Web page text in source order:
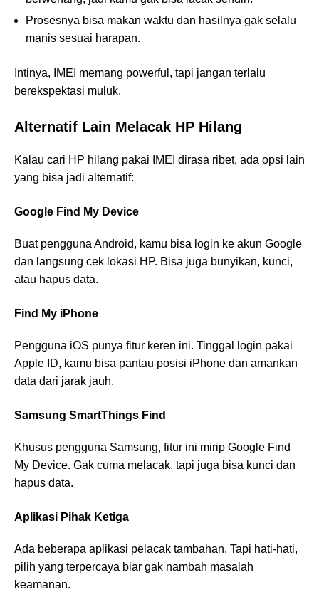
Prosesnya bisa makan waktu dan hasilnya gak selalu
manis sesuai harapan.
Intinya, IMEI memang powerful, tapi jangan terlalu
berekspektasi muluk.
Alternatif Lain Melacak HP Hilang
Kalau cari HP hilang pakai IMEI dirasa ribet, ada opsi lain
yang bisa jadi alternatif:
Google Find My Device
Buat pengguna Android, kamu bisa login ke akun Google
dan langsung cek lokasi HP. Bisa juga bunyikan, kunci,
atau hapus data.
Find My iPhone
Pengguna iOS punya fitur keren ini. Tinggal login pakai
Apple ID, kamu bisa pantau posisi iPhone dan amankan
data dari jarak jauh.
Samsung SmartThings Find
Khusus pengguna Samsung, fitur ini mirip Google Find
My Device. Gak cuma melacak, tapi juga bisa kunci dan
hapus data.
Aplikasi Pihak Ketiga
Ada beberapa aplikasi pelacak tambahan. Tapi hati-hati,
pilih yang terpercaya biar gak nambah masalah
keamanan.